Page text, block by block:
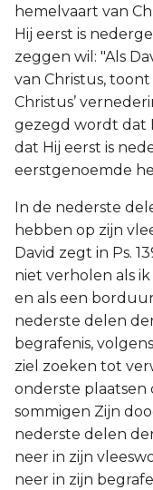
hemelvaart van
Hij eerst is
zeggen wil: "Als
van Christus,
Christus’
gezegd wordt dat
dat Hij eerst is
eerstgenoemde
In de nederste
hebben op zijn
David zegt in Ps.
niet verholen als
en als een
nederste delen
begrafenis,
ziel zoeken tot
onderste plaatsen
sommigen Zijn
nederste delen
neer in zijn
neer in zijn